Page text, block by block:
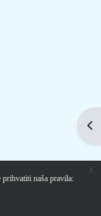
naša pravila: